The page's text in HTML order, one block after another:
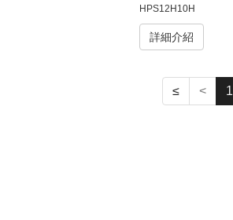
HPS12H10H
詳細介紹
≤ < 1